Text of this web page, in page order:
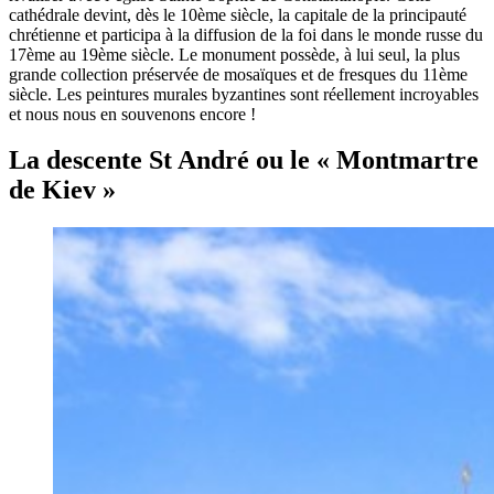
cathédrale devint, dès le 10ème siècle, la capitale de la principauté
chrétienne et participa à la diffusion de la foi dans le monde russe du
17ème au 19ème siècle. Le monument possède, à lui seul, la plus
grande collection préservée de mosaïques et de fresques du 11ème
siècle. Les peintures murales byzantines sont réellement incroyables
et nous nous en souvenons encore !
La descente St André ou le « Montmartre
de Kiev »